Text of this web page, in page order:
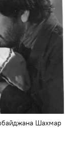
Шахмар